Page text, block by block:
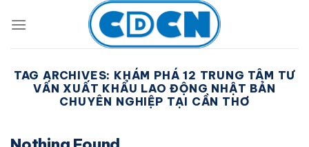
TAG ARCHIVES: KHÁM PHÁ 12 TRUNG TÂM TƯ
VẤN XUẤT KHẨU LAO ĐỘNG NHẬT BẢN
CHUYÊN NGHIỆP TẠI CẦN THƠ